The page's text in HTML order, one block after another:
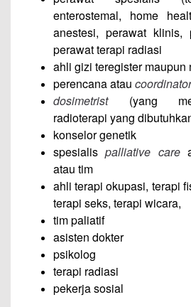
enterostemal, home
anestesi, perawat klinis,
perawat terapi radiasi
ahli gizi teregister maupun
perencana atau
dosimetrist(yang
radioterapi yang
konselor genetik
spesialispalliative care
atau tim
ahli terapi okupasi, terapi
terapi seks, terapi wicara,
tim paliatif
asisten dokter
psikolog
terapi radiasi
pekerja sosial